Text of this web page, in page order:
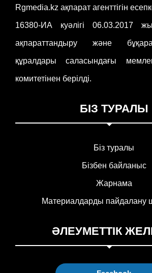
Rgmedia.kz ақпарат агенттігін
16380-ИА куәлігі 06.03.2017
ақпараттандыру және
құралдары саласындағы
комитетінен берілді.
БІЗ ТУРАЛЫ
Біз туралы
Бізбен байланыс
Жарнама
Материалдарды пайдалану
ӘЛЕУМЕТТІК